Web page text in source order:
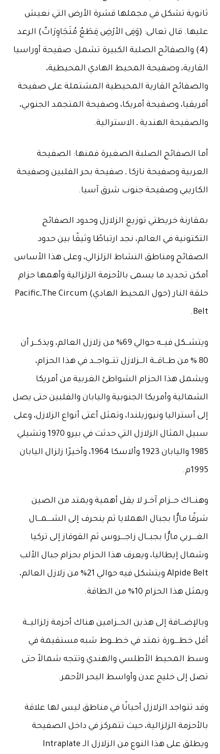
ثانوية تشكل في مجملها قشرة الأرض التي نعيش
عليها. قال تعالى: (وَفِى الأرْضِ قِطَعٌ مُتَجَاوِرَاتٌ) الرعد
(4) والصفائح الصلبة الكبيرة تشمل: صفيحة أوراسيا
القارية، وصفيحة المحيط الهادي المحيطية،
والصفائح القارية المحيطية المشتملة على صفيحة
أفريقيا، وصفيحة أمريكا، وصفيحة المتجمد الجنوبي،
والصفيحة الهندية ـ الاسترالية.
أما الصفائح الصلبة الصغيرة فمنها: الصفيحة
العربية وصفيحة نازكا ـ صفيحة بحر الفلبين وصفيحة
الكاريبي وصفيحة جنوب شرق آسيا.
بمقارنة خريطتي توزيع الزلازل وحدود الصفائح
التكتونية في العالم، نجد ارتباطًا وثيقًا بين حدود
الصفائح ومناطق النشاط الزلزالي، وعلى هذا الأساس
أمكن تحديد ما يسمى بالأحزمة الزلزالية وأهمها حزام
حلقة النار (حول المحيط الهادي) The CircumـPacific
Belt.
ويتشــكل فيــه حوالي 69% من زلازل العالم، ويذكــر أن
80 % من طــاقــة الــزلازل تتــواجــد في هذا الحزام،
ويشمل هذا الحزام الشواطئ الغربية من أمريكا
الشمالية وأمريكا الجنوبية واليابان والفلبين حتى يصل
إلى أستراليا ونيوزيلندا، وتمثل أعتى أنواع الزلازل، وعلى
سبيل المثال الزلازل التي حدثت في بيرو 1970 وتشيلي
1985 واليابان 1923 وألاسكا 1964، وأخيرًا زلزال اليابان
1995م.
وهنــاك حــزام آخـر لا يقل أهمية ويمتد من الصين
شرقًا مارٌّا بجبال الهملايا ثم ينحرف إلى الشـــمــال
الغـــربي مارٌّا بجبــال زاجـــروس ثم القوقاز إلى تركيا
وشمال إيطاليا، ويعرف هذا الحزام بحزام جبال الألب
Alpide Belt ويتشكل فيه حوالي 21% من زلازل العالم،
ويمثل هذا الحزام 10% من الطاقة.
وبالإضــافة إلى هذين الحــزامين هناك أحزمة زلزاليــة
أقل خطـــورة تمتد في خطــوط شبه مستقيمة في
وسط المحيط الأطلسي والهندي وتتجه شمالاً حتى
تصل إلى خليج عدن وأواسط البحر الأحمر.
وقد تتواجد الزلازل أحيانًا في مناطق ليس لها علاقة
بالأحزمة الزلزالية، حيث تتمركز في داخل الصفيحة
ويطلق على هذا النوع من الزلازل الـ Intraplate